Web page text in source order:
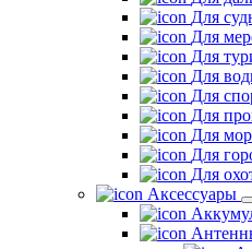
Для
Для
Для
Для
Для
Для
Для
Для
Для
Аксессуары